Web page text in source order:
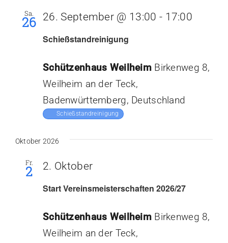
Kalender
Sa.
26
Schießstandreinigung
26. September @ 13:00 - 17:00
Schützenhaus Weilheim Birkenweg 8,
Weilheim an der Teck,
Badenwürttemberg, Deutschland
Schießstandreinigung
Oktober 2026
Fr.
2
Start Vereinsmeisterschaften 2026/27
2. Oktober
Schützenhaus Weilheim Birkenweg 8,
Weilheim an der Teck,